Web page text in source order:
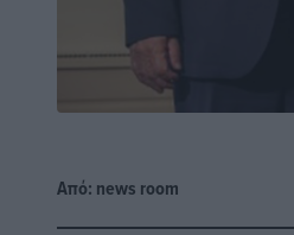
Από: news room